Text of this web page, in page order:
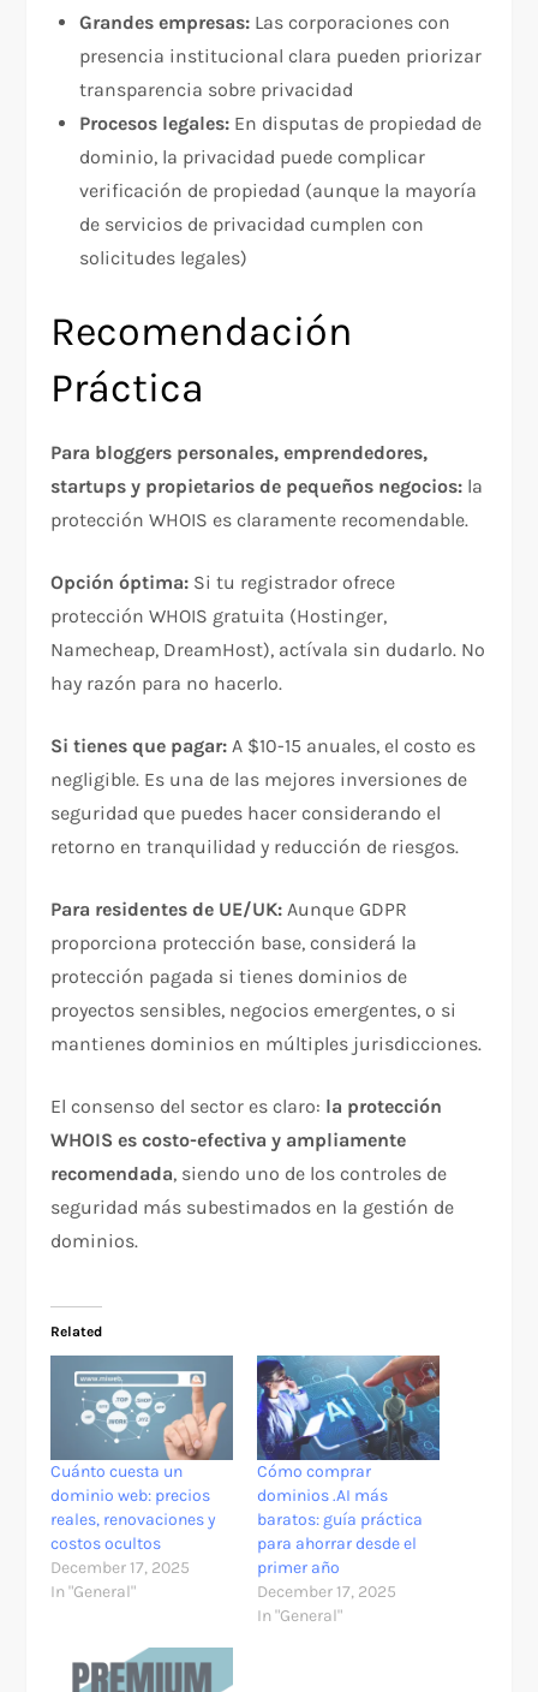
Grandes empresas: Las corporaciones con
presencia institucional clara pueden priorizar
transparencia sobre privacidad
Procesos legales: En disputas de propiedad de
dominio, la privacidad puede complicar
verificación de propiedad (aunque la mayoría
de servicios de privacidad cumplen con
solicitudes legales)
Recomendación
Práctica
Para bloggers personales, emprendedores,
startups y propietarios de pequeños negocios: la
protección WHOIS es claramente recomendable.
Opción óptima: Si tu registrador ofrece
protección WHOIS gratuita (Hostinger,
Namecheap, DreamHost), actívala sin dudarlo. No
hay razón para no hacerlo.
Si tienes que pagar: A $10-15 anuales, el costo es
negligible. Es una de las mejores inversiones de
seguridad que puedes hacer considerando el
retorno en tranquilidad y reducción de riesgos.
Para residentes de UE/UK: Aunque GDPR
proporciona protección base, considerá la
protección pagada si tienes dominios de
proyectos sensibles, negocios emergentes, o si
mantienes dominios en múltiples jurisdicciones.
El consenso del sector es claro: la protección
WHOIS es costo-efectiva y ampliamente
recomendada, siendo uno de los controles de
seguridad más subestimados en la gestión de
dominios.​
Related
Cuánto cuesta un
dominio web: precios
reales, renovaciones y
costos ocultos
December 17, 2025
In "General"
Cómo comprar
dominios .AI más
baratos: guía práctica
para ahorrar desde el
primer año
December 17, 2025
In "General"